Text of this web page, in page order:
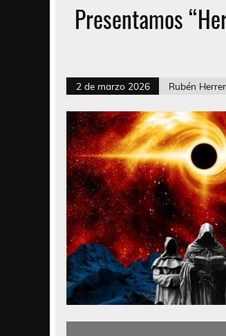
Presentamos
2 de marzo 2026 Rubén